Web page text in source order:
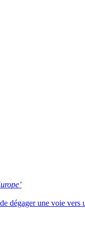
dégager une voie vers